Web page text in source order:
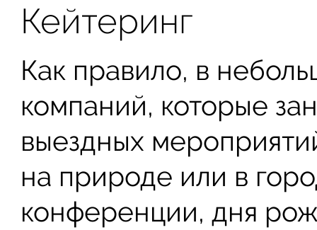
Кейтеринг
Как правило, в
компаний, которые
выездных
на природе или в
конференции, дня